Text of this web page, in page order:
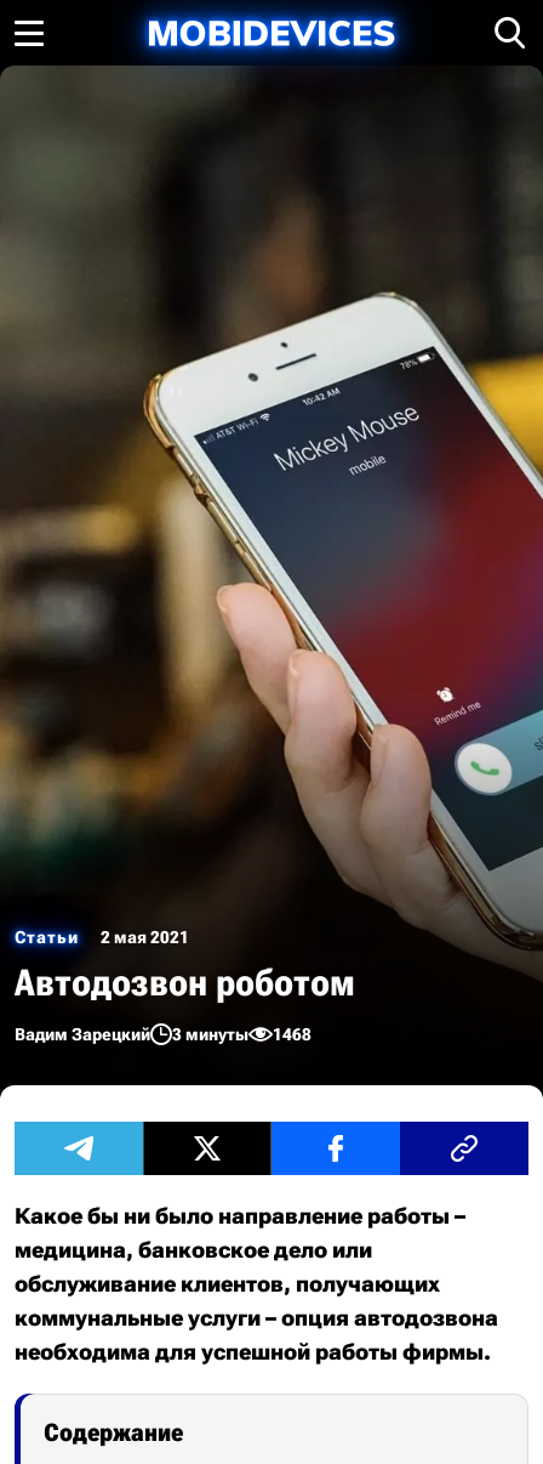
Статьи 2 мая 2021
Автодозвон роботом
Вадим Зарецкий 3 минуты 1468
Какое бы ни было направление работы –
медицина, банковское дело или
обслуживание клиентов, получающих
коммунальные услуги – опция автодозвона
необходима для успешной работы фирмы.
Содержание